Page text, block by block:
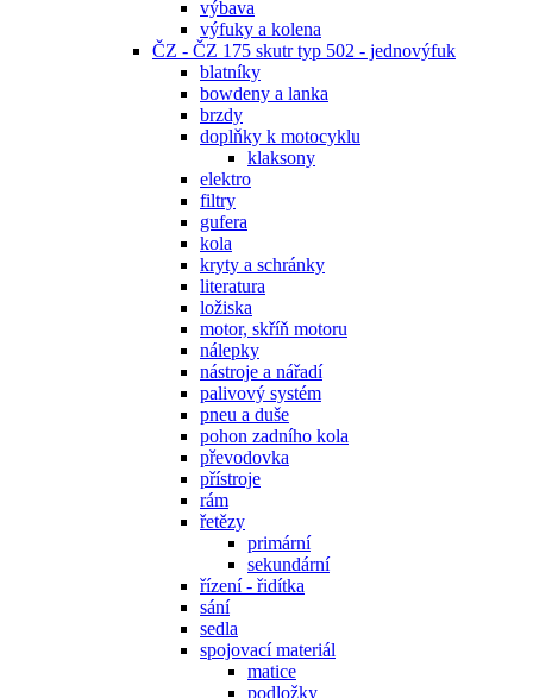
výbava
výfuky a kolena
ČZ - ČZ 175 skutr typ 502 - jednovýfuk
blatníky
bowdeny a lanka
brzdy
doplňky k motocyklu
klaksony
elektro
filtry
gufera
kola
kryty a schránky
literatura
ložiska
motor, skříň motoru
nálepky
nástroje a nářadí
palivový systém
pneu a duše
pohon zadního kola
převodovka
přístroje
rám
řetězy
primární
sekundární
řízení - řidítka
sání
sedla
spojovací materiál
matice
podložky